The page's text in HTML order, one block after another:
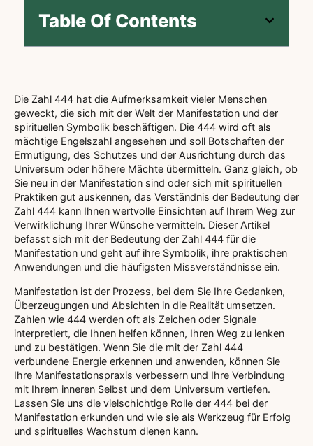
Table Of Contents
Die Zahl 444 hat die Aufmerksamkeit vieler Menschen
geweckt, die sich mit der Welt der Manifestation und der
spirituellen Symbolik beschäftigen. Die 444 wird oft als
mächtige Engelszahl angesehen und soll Botschaften der
Ermutigung, des Schutzes und der Ausrichtung durch das
Universum oder höhere Mächte übermitteln. Ganz gleich, ob
Sie neu in der Manifestation sind oder sich mit spirituellen
Praktiken gut auskennen, das Verständnis der Bedeutung der
Zahl 444 kann Ihnen wertvolle Einsichten auf Ihrem Weg zur
Verwirklichung Ihrer Wünsche vermitteln. Dieser Artikel
befasst sich mit der Bedeutung der Zahl 444 für die
Manifestation und geht auf ihre Symbolik, ihre praktischen
Anwendungen und die häufigsten Missverständnisse ein.
Manifestation ist der Prozess, bei dem Sie Ihre Gedanken,
Überzeugungen und Absichten in die Realität umsetzen.
Zahlen wie 444 werden oft als Zeichen oder Signale
interpretiert, die Ihnen helfen können, Ihren Weg zu lenken
und zu bestätigen. Wenn Sie die mit der Zahl 444
verbundene Energie erkennen und anwenden, können Sie
Ihre Manifestationspraxis verbessern und Ihre Verbindung
mit Ihrem inneren Selbst und dem Universum vertiefen.
Lassen Sie uns die vielschichtige Rolle der 444 bei der
Manifestation erkunden und wie sie als Werkzeug für Erfolg
und spirituelles Wachstum dienen kann.